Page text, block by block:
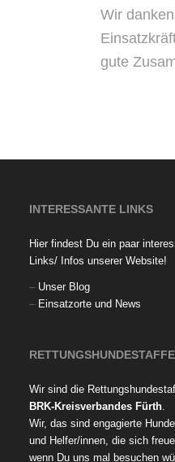
Wir
gute
INTERESSANTE LINKS
Hier findest Du ein paar
Links/ Infos unserer Website!
– Unser Blog
– Einsatzorte und News
Wir sind die
BRK-Kreisverbandes Fürth.
Wir, das sind engagierte
und Helfer/innen, die sich
wenn Du uns mal besuchen